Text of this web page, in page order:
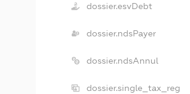
dossier.esvDebt
dossier.ndsPayer
dossier.ndsAnnul
dossier.single_tax_reg